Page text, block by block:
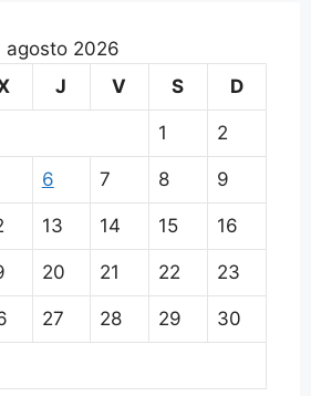
agosto 2026
J V S D
1 2
6 7 8 9
13 14 15 16
20 21 22 23
27 28 29 30